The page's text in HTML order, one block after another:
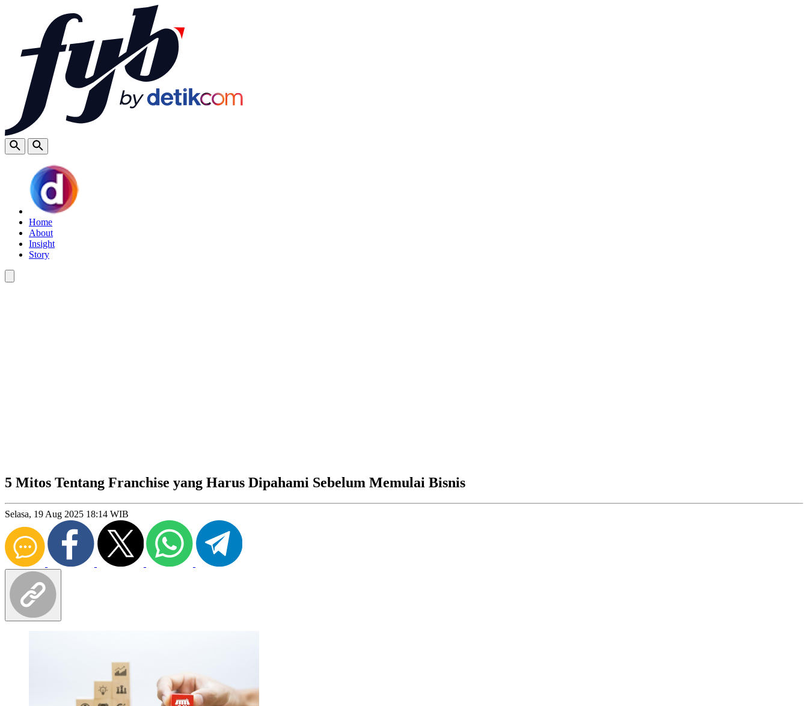
Home
About
Insight
Story
5 Mitos Tentang Franchise yang Harus Dipahami Sebelum Memulai Bisnis
Selasa, 19 Aug 2025 18:14 WIB